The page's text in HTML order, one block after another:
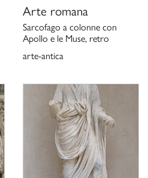
Arte romana
Sarcofago a colonne con
Apollo e le Muse, retro
arte-antica